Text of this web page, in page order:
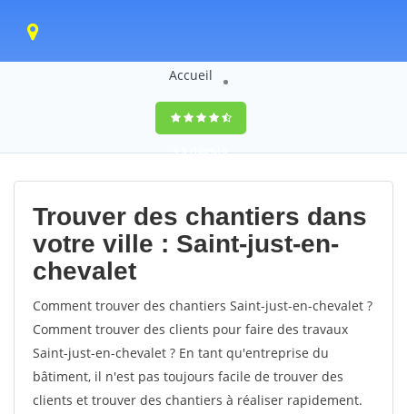
Accueil
9,5(100%)0
votes
Trouver des chantiers dans
votre ville : Saint-just-en-
chevalet
Comment trouver des chantiers Saint-just-en-chevalet ?
Comment trouver des clients pour faire des travaux
Saint-just-en-chevalet ? En tant qu'entreprise du
bâtiment, il n'est pas toujours facile de trouver des
clients et trouver des chantiers à réaliser rapidement.